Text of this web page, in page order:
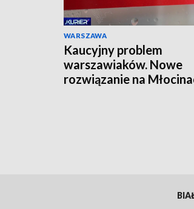
WARSZAWA
Kaucyjny problem
warszawiaków. Nowe
rozwiązanie na